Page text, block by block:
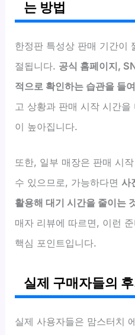
는 방법
한정판 특성상 판매 기간이
절됩니다. 공식 홈페이지,
적으로 확인하는 습관을 들
고 상황과 판매 시작 시간
이 높아집니다.
또한, 일부 매장은 판매 시
수 있으므로, 가능하다면사
활용해 대기 시간을 줄이는
매자 리뷰에 따르면, 이런
핵심 포인트입니다.
실제 구매자들의
실제 사용자들은 맘스터치